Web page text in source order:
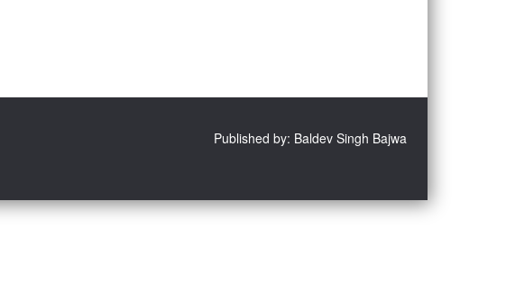
Published by: Baldev Singh Bajwa